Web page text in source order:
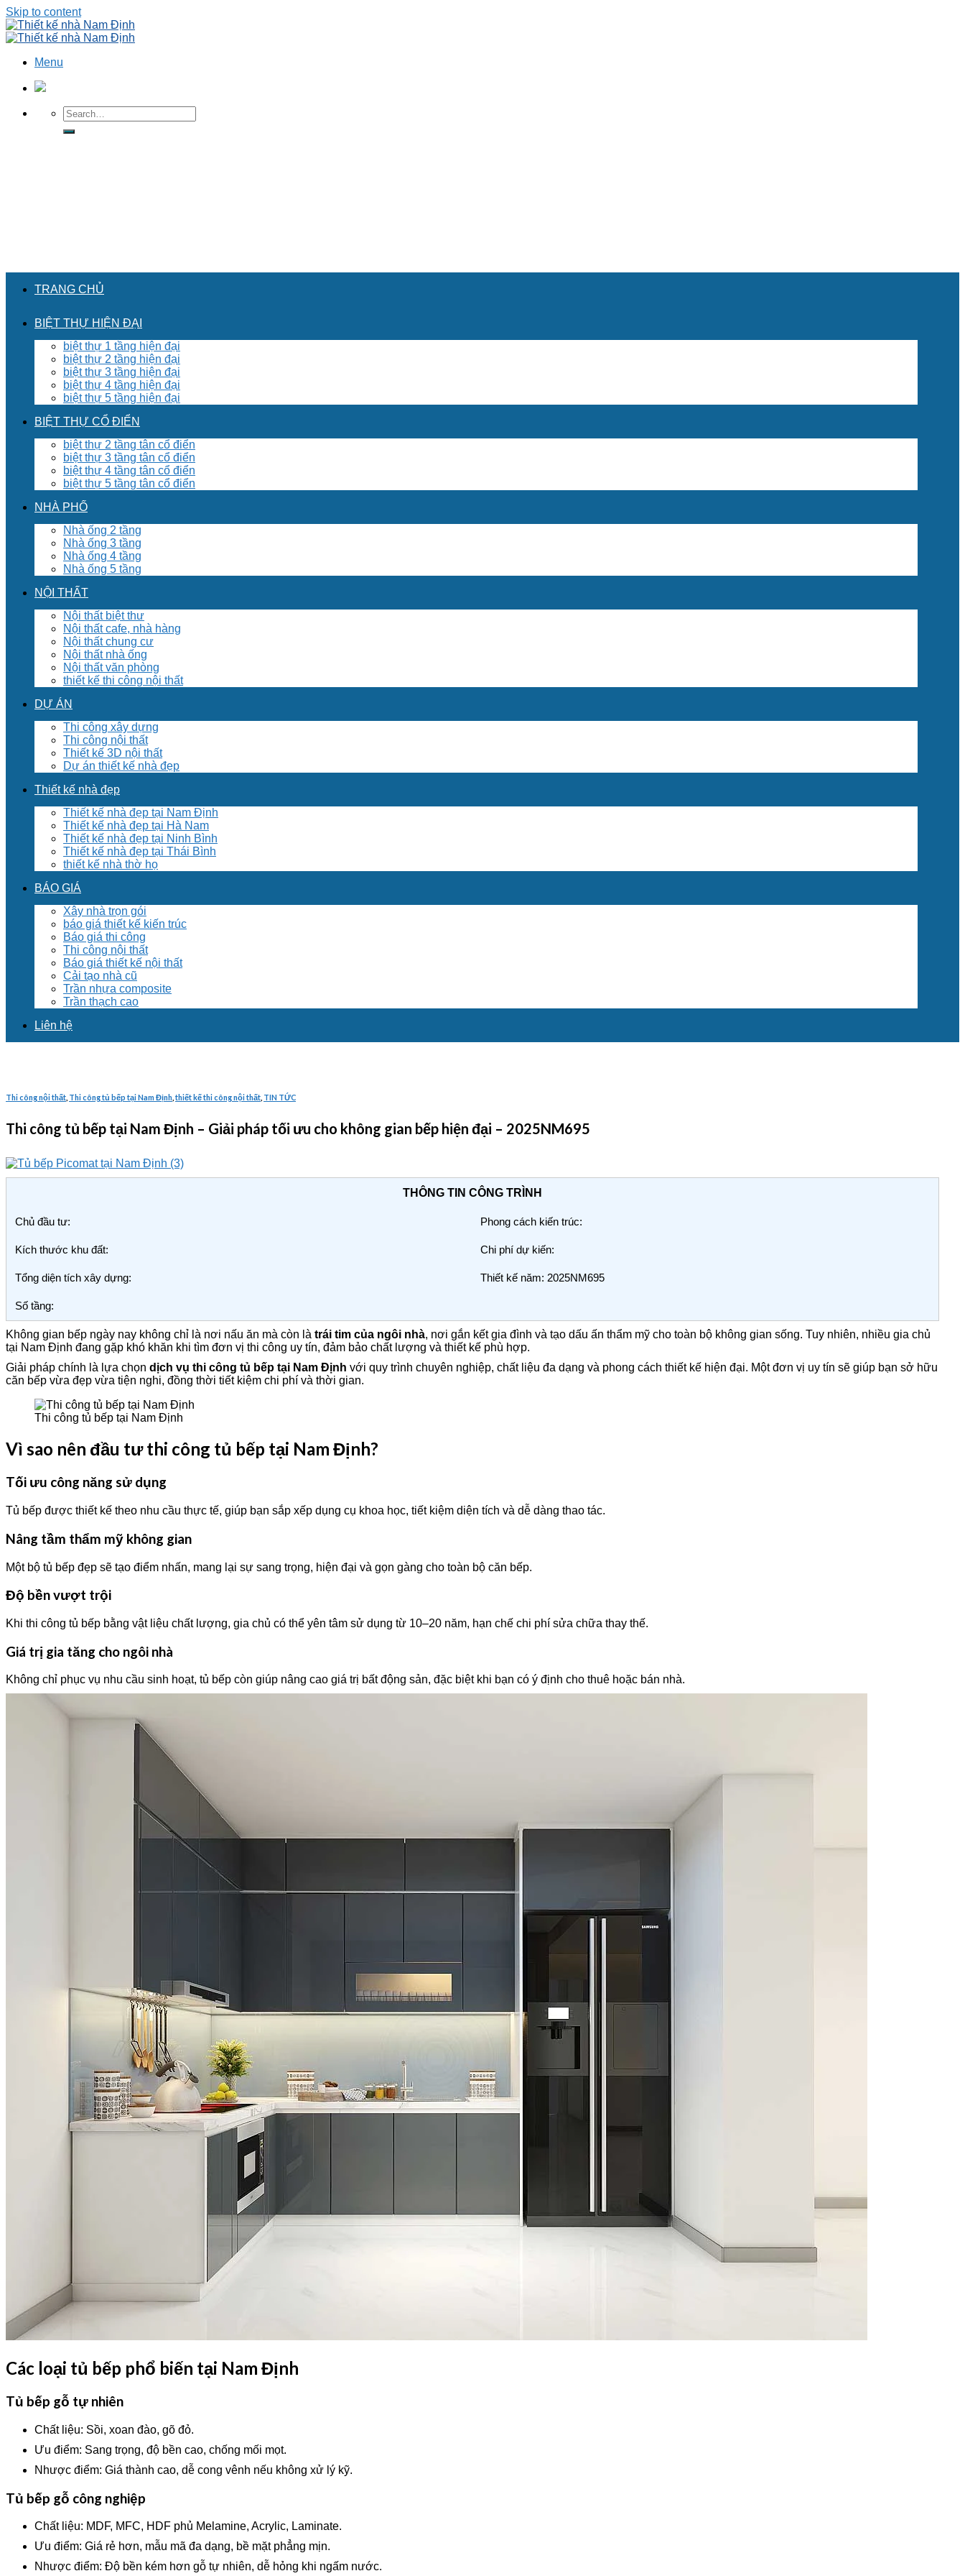
Skip to content
Menu
TRANG CHỦ
BIỆT THỰ HIỆN ĐẠI
biệt thự 1 tầng hiện đại
biệt thự 2 tầng hiện đại
biệt thự 3 tầng hiện đại
biệt thự 4 tầng hiện đại
biệt thự 5 tầng hiện đại
BIỆT THỰ CỔ ĐIỂN
biệt thự 2 tầng tân cổ điển
biệt thự 3 tầng tân cổ điển
biệt thự 4 tầng tân cổ điển
biệt thự 5 tầng tân cổ điển
NHÀ PHỐ
Nhà ống 2 tầng
Nhà ống 3 tầng
Nhà ống 4 tầng
Nhà ống 5 tầng
NỘI THẤT
Nội thất biệt thư
Nội thất cafe, nhà hàng
Nội thất chung cư
Nội thất nhà ống
Nội thất văn phòng
thiết kế thi công nội thất
DỰ ÁN
Thi công xây dựng
Thi công nội thất
Thiết kế 3D nội thất
Dự án thiết kế nhà đẹp
Thiết kế nhà đẹp
Thiết kế nhà đẹp tại Nam Định
Thiết kế nhà đẹp tại Hà Nam
Thiết kế nhà đẹp tại Ninh Bình
Thiết kế nhà đẹp tại Thái Bình
thiết kế nhà thờ họ
BÁO GIÁ
Xây nhà trọn gói
báo giá thiết kế kiến trúc
Báo giá thi công
Thi công nội thất
Báo giá thiết kế nội thất
Cải tạo nhà cũ
Trần nhựa composite
Trần thạch cao
Liên hệ
Thi công nội thất Thi công tủ bếp tại Nam Định thiết kế thi công nội thất TIN TỨC
Thi công tủ bếp tại Nam Định – Giải pháp tối ưu cho không gian bếp hiện đại – 2025NM695
THÔNG TIN CÔNG TRÌNH
Chủ đầu tư: Phong cách kiến trúc:
Kích thước khu đất: Chi phí dự kiến:
Tổng diện tích xây dựng: Thiết kế năm: 2025NM695
Số tầng:
Không gian bếp ngày nay không chỉ là nơi nấu ăn mà còn là trái tim của ngôi nhà, nơi gắn kết gia đình và tạo dấu ấn thẩm mỹ cho toàn bộ không gian sống. Tuy nhiên, nhiều gia chủ
tại Nam Định đang gặp khó khăn khi tìm đơn vị thi công uy tín, đảm bảo chất lượng và thiết kế phù hợp.
Giải pháp chính là lựa chọn dịch vụ thi công tủ bếp tại Nam Định với quy trình chuyên nghiệp, chất liệu đa dạng và phong cách thiết kế hiện đại. Một đơn vị uy tín sẽ giúp bạn sở hữu
căn bếp vừa đẹp vừa tiện nghi, đồng thời tiết kiệm chi phí và thời gian.
Thi công tủ bếp tại Nam Định
Vì sao nên đầu tư thi công tủ bếp tại Nam Định?
Tối ưu công năng sử dụng
Tủ bếp được thiết kế theo nhu cầu thực tế, giúp bạn sắp xếp dụng cụ khoa học, tiết kiệm diện tích và dễ dàng thao tác.
Nâng tầm thẩm mỹ không gian
Một bộ tủ bếp đẹp sẽ tạo điểm nhấn, mang lại sự sang trọng, hiện đại và gọn gàng cho toàn bộ căn bếp.
Độ bền vượt trội
Khi thi công tủ bếp bằng vật liệu chất lượng, gia chủ có thể yên tâm sử dụng từ 10–20 năm, hạn chế chi phí sửa chữa thay thế.
Giá trị gia tăng cho ngôi nhà
Không chỉ phục vụ nhu cầu sinh hoạt, tủ bếp còn giúp nâng cao giá trị bất động sản, đặc biệt khi bạn có ý định cho thuê hoặc bán nhà.
Các loại tủ bếp phổ biến tại Nam Định
Tủ bếp gỗ tự nhiên
Chất liệu: Sồi, xoan đào, gõ đỏ.
Ưu điểm: Sang trọng, độ bền cao, chống mối mọt.
Nhược điểm: Giá thành cao, dễ cong vênh nếu không xử lý kỹ.
Tủ bếp gỗ công nghiệp
Chất liệu: MDF, MFC, HDF phủ Melamine, Acrylic, Laminate.
Ưu điểm: Giá rẻ hơn, mẫu mã đa dạng, bề mặt phẳng mịn.
Nhược điểm: Độ bền kém hơn gỗ tự nhiên, dễ hỏng khi ngấm nước.